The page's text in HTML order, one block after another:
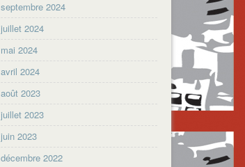
septembre 2024
juillet 2024
mai 2024
avril 2024
août 2023
juillet 2023
juin 2023
décembre 2022